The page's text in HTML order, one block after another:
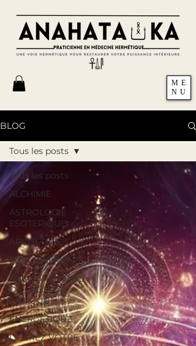
ME
NU
BLOG
Tous les posts
ALCHIMIE
ASTROLOGIE
ESOTERIQUE
ARCHETYPES
ENSEIGNEMENTS
ENSEIGNEMENTS
DE L'EGYPTE
ANTIQUE
ENERGETIQUE
LIBEREZ VOTRE
Tous les posts